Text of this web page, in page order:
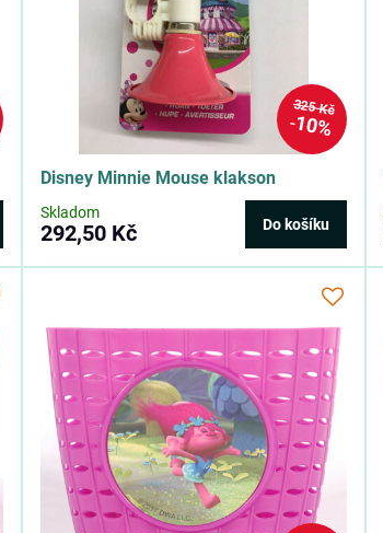
325 Kč
10%
Disney Minnie Mouse klakson
Skladom
292,50 Kč Do košíku